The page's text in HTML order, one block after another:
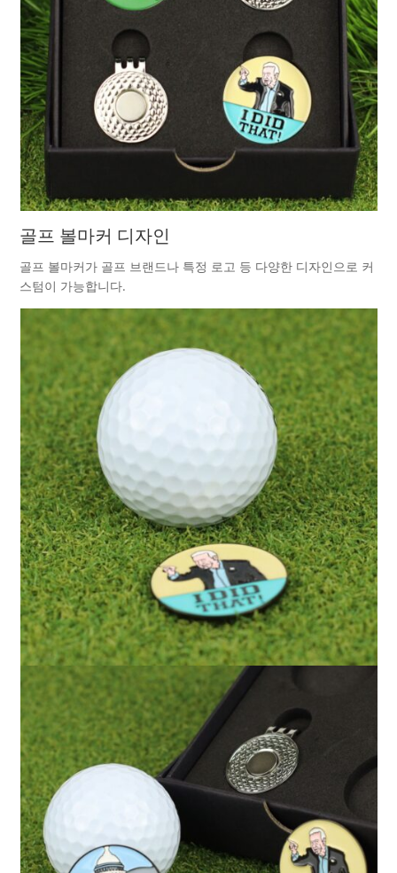
골프 볼마커 디자인
골프 볼마커가 골프 브랜드나 특정 로고 등 다양한 디자인으로 커
스텀이 가능합니다.